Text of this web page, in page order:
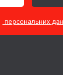
персональних